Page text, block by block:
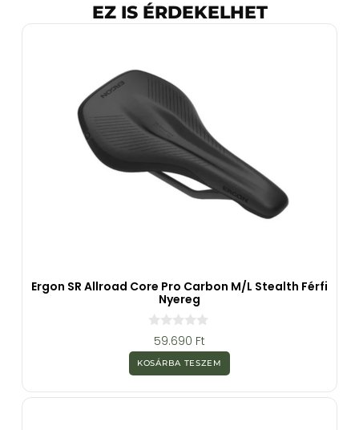
EZ IS ÉRDEKELHET
Ergon SR Allroad Core Pro Carbon M/L Stealth Férfi
Nyereg
z
b
59.690 Ft
KOSÁRBA TESZEM